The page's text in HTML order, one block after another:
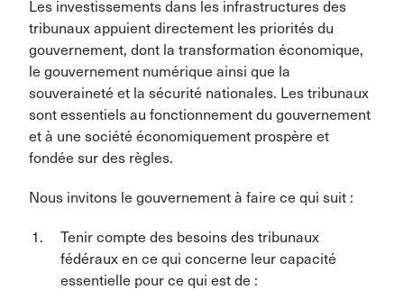
Les investissements dans les infrastructures des
tribunaux appuient directement les priorités du
gouvernement, dont la transformation économique,
le gouvernement numérique ainsi que la
souveraineté et la sécurité nationales. Les tribunaux
sont essentiels au fonctionnement du gouvernement
et à une société économiquement prospère et
fondée sur des règles.
Nous invitons le gouvernement à faire ce qui suit :
Tenir compte des besoins des tribunaux
fédéraux en ce qui concerne leur capacité
essentielle pour ce qui est de :